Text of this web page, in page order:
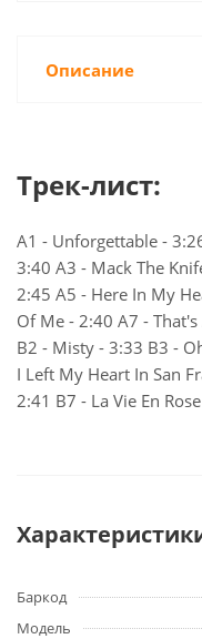
Описание
Трек-лист:
A1 - Unforgettable -
3:40 A3 - Mack The
2:45 A5 - Here In My
Of Me - 2:40 A7 -
B2 - Misty - 3:33 B3 -
I Left My Heart In San
2:41 B7 - La Vie En
Баркод
Модель